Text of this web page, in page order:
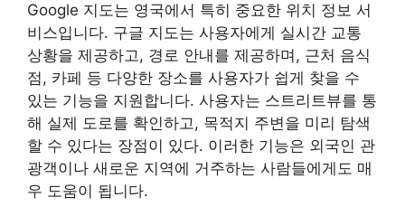
Google 지도는 영국에서 특히 중요한 위치 정보 서
비스입니다. 구글 지도는 사용자에게 실시간 교통
상황을 제공하고, 경로 안내를 제공하며, 근처 음식
점, 카페 등 다양한 장소를 사용자가 쉽게 찾을 수
있는 기능을 지원합니다. 사용자는 스트리트뷰를 통
해 실제 도로를 확인하고, 목적지 주변을 미리 탐색
할 수 있다는 장점이 있다. 이러한 기능은 외국인 관
광객이나 새로운 지역에 거주하는 사람들에게도 매
우 도움이 됩니다.